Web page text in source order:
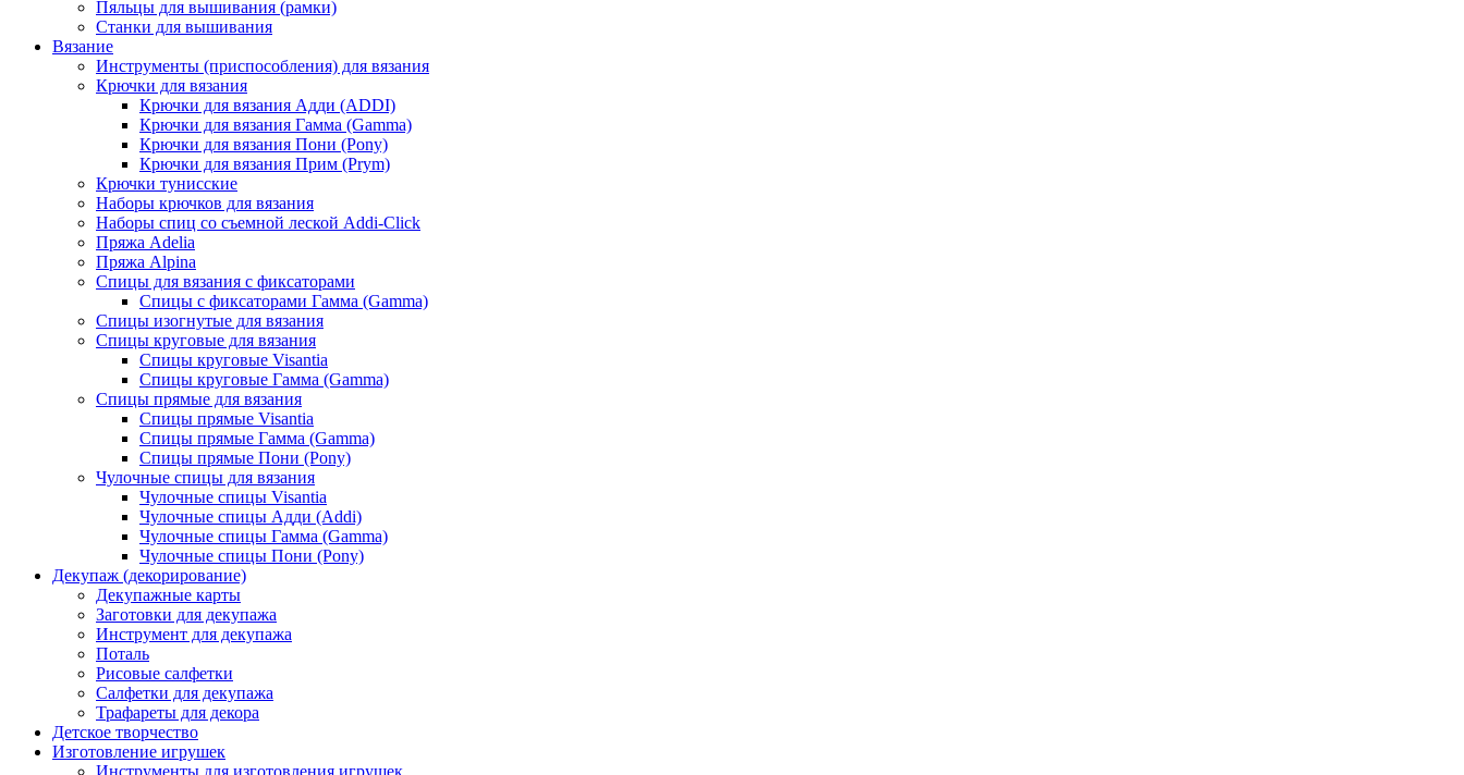
Пяльцы для вышивания (рамки)
Станки для вышивания
Вязание
Инструменты (приспособления) для вязания
Крючки для вязания
Крючки для вязания Адди (ADDI)
Крючки для вязания Гамма (Gamma)
Крючки для вязания Пони (Pony)
Крючки для вязания Прим (Prym)
Крючки тунисские
Наборы крючков для вязания
Наборы спиц со съемной леской Addi-Click
Пряжа Adelia
Пряжа Alpina
Спицы для вязания с фиксаторами
Спицы с фиксаторами Гамма (Gamma)
Спицы изогнутые для вязания
Спицы круговые для вязания
Спицы круговые Visantia
Спицы круговые Гамма (Gamma)
Спицы прямые для вязания
Спицы прямые Visantia
Спицы прямые Гамма (Gamma)
Спицы прямые Пони (Pony)
Чулочные спицы для вязания
Чулочные спицы Visantia
Чулочные спицы Адди (Addi)
Чулочные спицы Гамма (Gamma)
Чулочные спицы Пони (Pony)
Декупаж (декорирование)
Декупажные карты
Заготовки для декупажа
Инструмент для декупажа
Поталь
Рисовые салфетки
Салфетки для декупажа
Трафареты для декора
Детское творчество
Изготовление игрушек
Инструменты для изготовления игрушек